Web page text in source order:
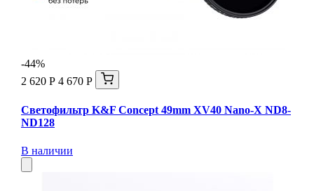
-44%
2 620 Р 4 670 Р
Светофильтр K&F Concept 49mm XV40 Nano-X ND8-
ND128
В наличии